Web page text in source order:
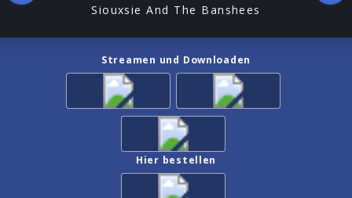
Siouxsie And The Banshees
Streamen und Downloaden
Hier bestellen